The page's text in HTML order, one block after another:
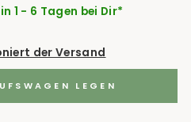
1 - 6 Tagen bei Dir*
der Versand
LEGEN